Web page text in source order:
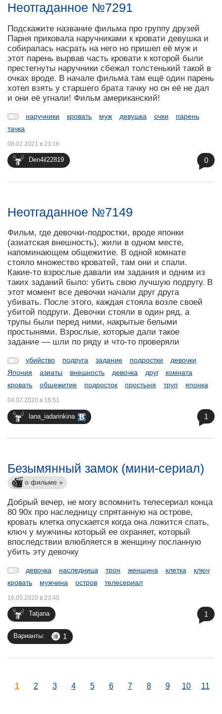
Неотгаданное №7291
Подскажите название фильма про группу друзей
Парня приковала наручниками к кровати девушка и
собиралась насрать на него но пришел её муж и
этот парень вырвав часть кровати к которой были
престегнуты наручники сбежал толстенький такой в
очках вроде. В начале фильма там ещё один парень
хотел взять у старшего брата тачку но он её не дал
и они её угнали! Фильм американский!
наручники кровать муж девушка очки
парень
тачка
Den4il22819
08.02.2021 в 23:16
0
Неотгаданное №7149
Фильм, где девочки-подростки, вроде японки
(азиатская внешность), жили в одном месте,
напоминающем общежитие. В одной комнате
стояло множество кроватей, там они и спали.
Какие-то взрослые давали им задания и одним из
таких заданий было: убить свою лучшую подругу. В
этот момент все девочки начали друг друга
убивать. После этого, каждая стояла возле своей
убитой подруги. Девочки стояли в один ряд, а
трупы были перед ними, накрытые белыми
простынями. Взрослые, которые дали такое
задание — шли по ряду и что-то проверяли
убийство подруга задание подростки
девочки
Япония
азиаты внешность девочка друг
комната
кровать
общежитие подросток простыня труп японка
lana_iadarinkina
04.07.2020 в 16:51
1
Безымянный замок (мини-сериал)
о фильме »
Добрый вечер, не могу вспомнить телесериал конца
80 90х про наследницу спрятанную на острове,
кровать клетка опускается когда она ложится спать,
ключ у мужчины который ее охраняет, который
впоследствии влюбляется в женщину посланную
убить эту девочку
девочка наследница трон женщина клетка
ключ
кровать
мужчина остров телесериал
Tatjana
16.05.2020 в 23:40
Варианты: 1
1
1 2 3 4 5 6 7 8 9 10 11